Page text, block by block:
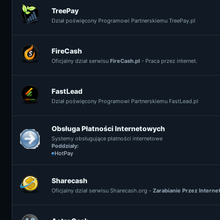
TreePay
Dział poświęcony Programowi Partnerskiemu TreePay.pl
FireCash
Oficjalny dział serwisu FireCash.pl - Praca przez internet.
FastLead
Dział poświęcony Programowi Partnerskiemu FastLead.pl
Obsługa Płatności Internetowych
Systemy obsługujące płatności internetowe
Poddziały:
HotPay
Sharecash
Oficjalny dział serwisu Sharecash.org - Zarabianie Przez Internet